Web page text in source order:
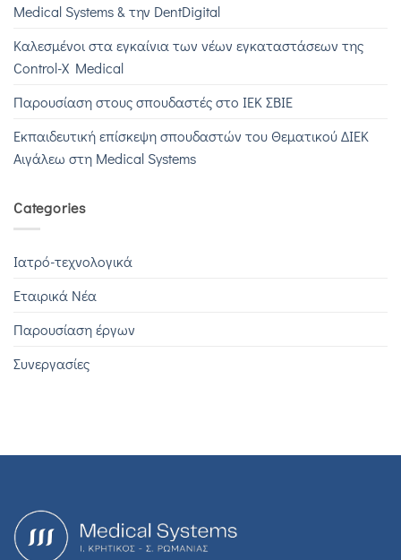
Medical Systems & την DentDigital
Καλεσμένοι στα εγκαίνια των νέων εγκαταστάσεων της
Control-X Medical
Παρουσίαση στους σπουδαστές στο ΙΕΚ ΣΒΙΕ
Εκπαιδευτική επίσκεψη σπουδαστών του Θεματικού ΔΙΕΚ
Αιγάλεω στη Medical Systems
Categories
Iατρό-τεχνολογικά
Εταιρικά Νέα
Παρουσίαση έργων
Συνεργασίες